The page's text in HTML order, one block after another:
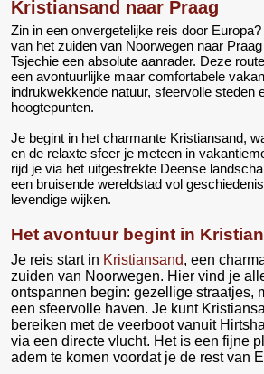
Kristiansand naar Praag
Zin in een onvergetelijke reis door
van het zuiden van Noorwegen naar
Tsjechie een absolute aanrader. Deze
een avontuurlijke maar comfortabele
indrukwekkende natuur, sfeervolle steden
hoogtepunten.
Je begint in het charmante Kristiansand,
en de relaxte sfeer je meteen in
rijd je via het uitgestrekte Deense
een bruisende wereldstad vol
levendige wijken.
Het avontuur begint in
Je reis start in Kristiansand, een
zuiden van Noorwegen. Hier vind je
ontspannen begin: gezellige straatjes,
een sfeervolle haven. Je kunt
bereiken met de veerboot vanuit
via een directe vlucht. Het is een fijne
adem te komen voordat je de rest van